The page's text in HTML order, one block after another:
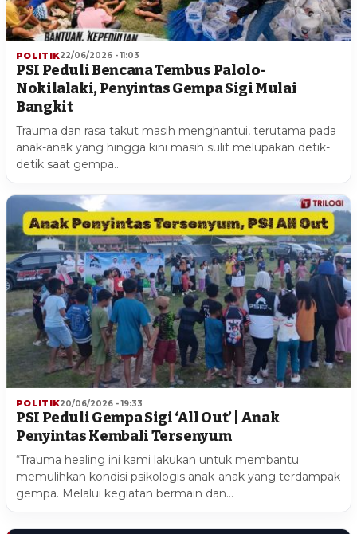
POLITIK22/06/2026 - 11:03
PSI Peduli Bencana Tembus Palolo-
Nokilalaki, Penyintas Gempa Sigi Mulai
Bangkit
Trauma dan rasa takut masih menghantui, terutama pada
anak-anak yang hingga kini masih sulit melupakan detik-
detik saat gempa…
POLITIK20/06/2026 - 19:33
PSI Peduli Gempa Sigi ‘All Out’ | Anak
Penyintas Kembali Tersenyum
“Trauma healing ini kami lakukan untuk membantu
memulihkan kondisi psikologis anak-anak yang terdampak
gempa. Melalui kegiatan bermain dan…